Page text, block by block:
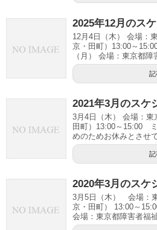
2025年12月のス
12月4日（木） 会場：
京・田町）13:00～
（月） 会場：東京都
記
2021年3月のスケ
3月4日（木） 会場：東
田町）13:00～15:00
めのためお休みとさせ
記
2020年3月のスケ
3月5日（木） 会場：
京・田町） 13:00～
会場：東京都障害者福